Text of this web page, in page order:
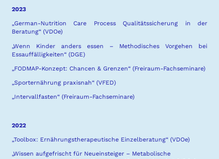
2023
„German-Nutrition Care Process Qualitätssicherung in der
Beratung“ (VDOe)
„Wenn Kinder anders essen – Methodisches Vorgehen bei
Essauffälligkeiten“ (DGE)
„FODMAP-Konzept: Chancen & Grenzen“ (Freiraum-Fachseminare)
„Sporternährung praxisnah“ (VFED)
„Intervallfasten“ (Freiraum-Fachseminare)
2022
„Toolbox: Ernährungstherapeutische Einzelberatung“ (VDOe)
„Wissen aufgefrischt für Neueinsteiger – Metabolische